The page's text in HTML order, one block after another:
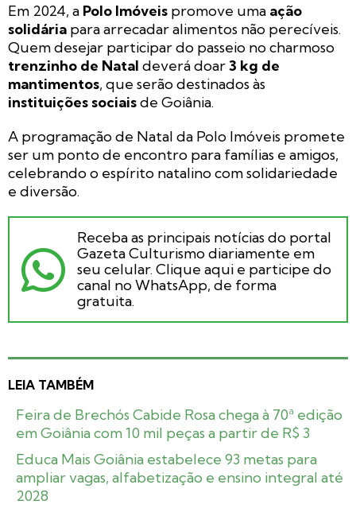
Em 2024, a Polo Imóveis promove uma ação
solidária para arrecadar alimentos não perecíveis.
Quem desejar participar do passeio no charmoso
trenzinho de Natal deverá doar3 kg de
mantimentos, que serão destinados às
instituições sociaisde Goiânia.
A programação de Natal da Polo Imóveis promete
ser um ponto de encontro para famílias e amigos,
celebrando o espírito natalino com solidariedade
e diversão.
Receba as principais notícias do portal
Gazeta Culturismo diariamente em
seu celular. Clique aqui e participe do
canal no WhatsApp, de forma
gratuita.
LEIA TAMBÉM
Feira de Brechós Cabide Rosa chega à 70ª edição
em Goiânia com 10 mil peças a partir de R$ 3
Educa Mais Goiânia estabelece 93 metas para
ampliar vagas, alfabetização e ensino integral até
2028